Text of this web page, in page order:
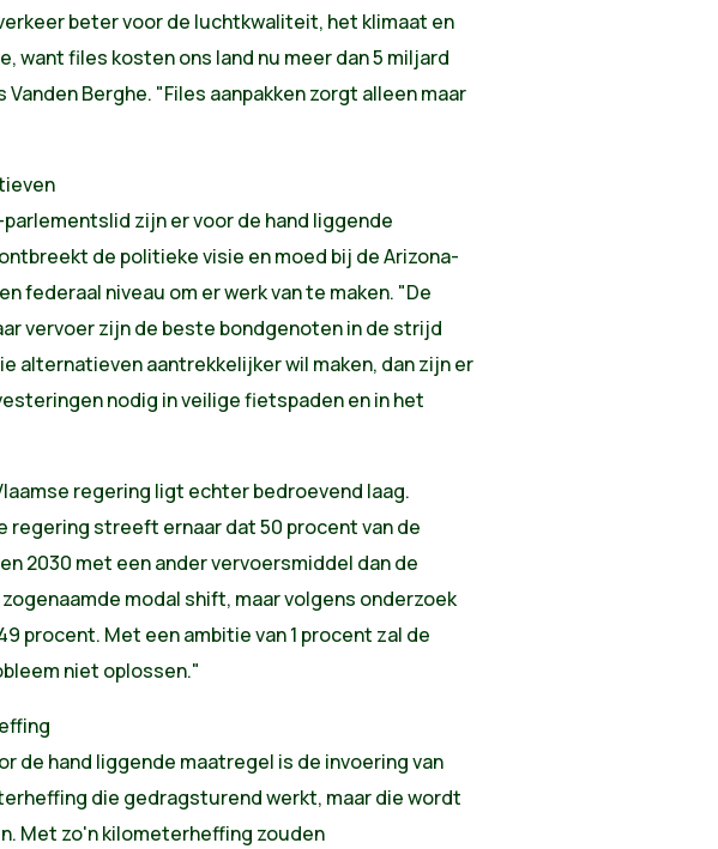
beter voor de luchtkwaliteit, het klimaat en
want files kosten ons land nu meer dan 5 miljard
Vanden Berghe. "Files aanpakken zorgt alleen maar
zijn er voor de hand liggende
de politieke visie en moed bij de Arizona-
federaal niveau om er werk van te maken. "De
vervoer zijn de beste bondgenoten in de strijd
alternatieven aantrekkelijker wil maken, dan zijn er
nodig in veilige fietspaden en in het
regering ligt echter bedroevend laag.
regering streeft ernaar dat 50 procent van de
2030 met een ander vervoersmiddel dan de
modal shift, maar volgens onderzoek
procent. Met een ambitie van 1 procent zal de
niet oplossen."
de hand liggende maatregel is de invoering van
die gedragsturend werkt, maar die wordt
Met zo'n kilometerheffing zouden